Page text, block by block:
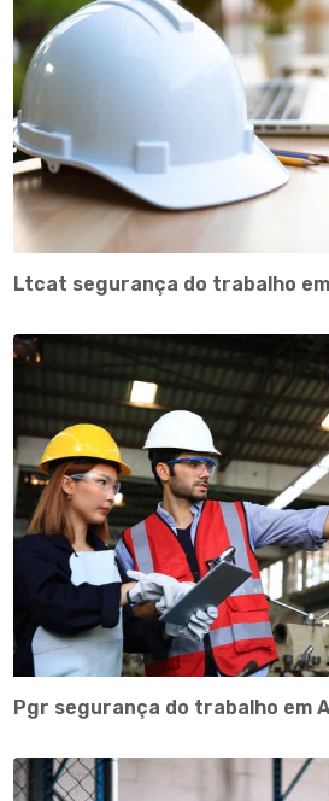
Ltcat segurança do trabalho
Pgr segurança do trabalho em